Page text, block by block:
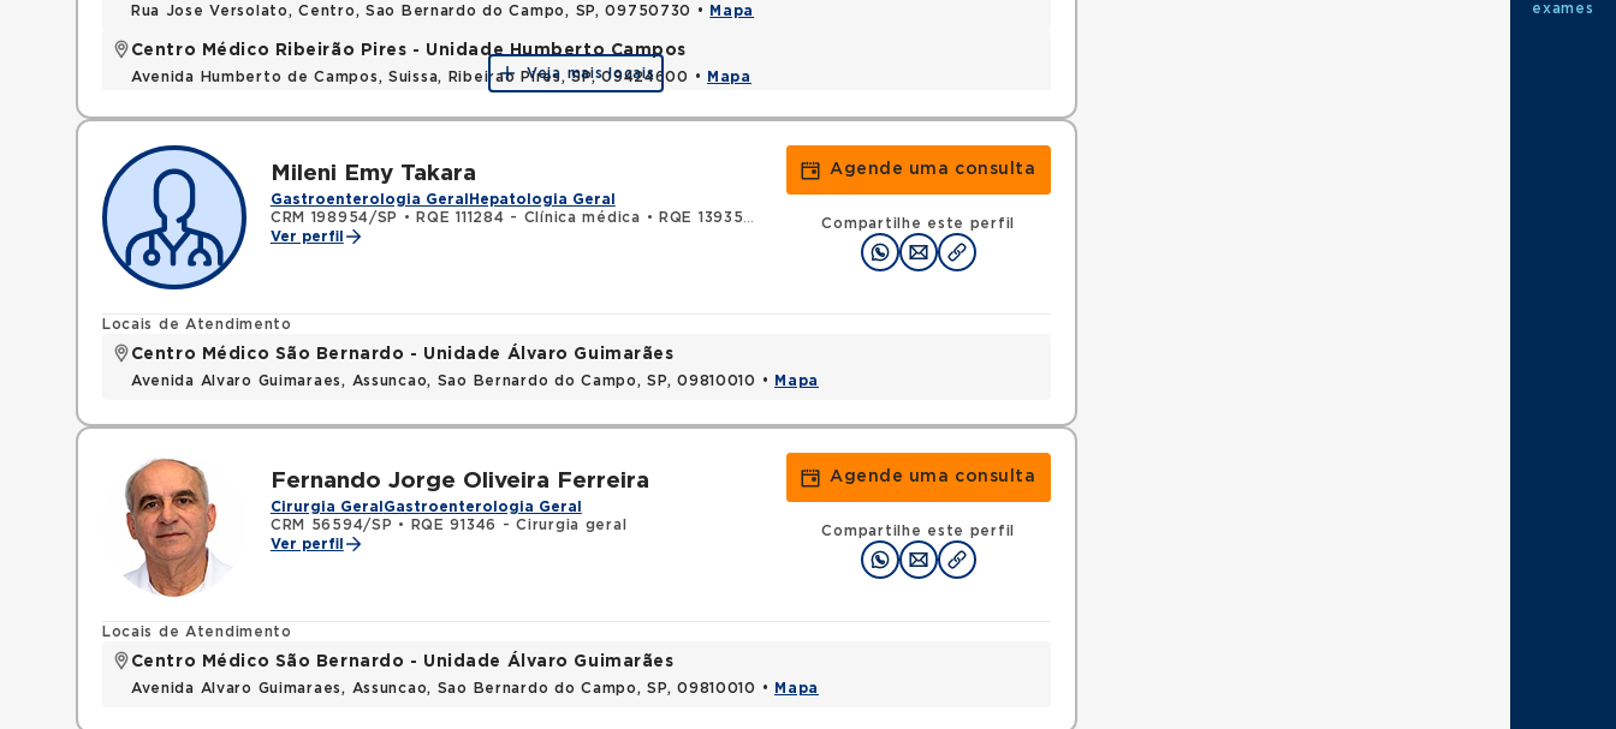
Rua Jose Versolato, Centro, Sao Bernardo do Campo, SP, 09750730 • Mapa
Centro Médico Ribeirão Pires - Unidade Humberto Campos
Avenida Humberto de Campos, Suissa, Ribeirao Pires, SP, 09424600 • Mapa
Veja mais locais
Mileni Emy Takara
Gastroenterologia Geral Hepatologia Geral
CRM 198954/SP
• RQE 111284 - Clínica médica •
RQE 139358 - Gastroenterologia
Ver perfil
Agende uma consulta
Compartilhe este perfil
Locais de Atendimento
Centro Médico São Bernardo - Unidade Álvaro Guimarães
Avenida Alvaro Guimaraes, Assuncao, Sao Bernardo do Campo, SP, 09810010 • Mapa
Fernando Jorge Oliveira Ferreira
Cirurgia Geral Gastroenterologia Geral
CRM 56594/SP •
RQE 91346 - Cirurgia geral
Ver perfil
Agende uma consulta
Compartilhe este perfil
Locais de Atendimento
Centro Médico São Bernardo - Unidade Álvaro Guimarães
Avenida Alvaro Guimaraes, Assuncao, Sao Bernardo do Campo, SP, 09810010 • Mapa
exames